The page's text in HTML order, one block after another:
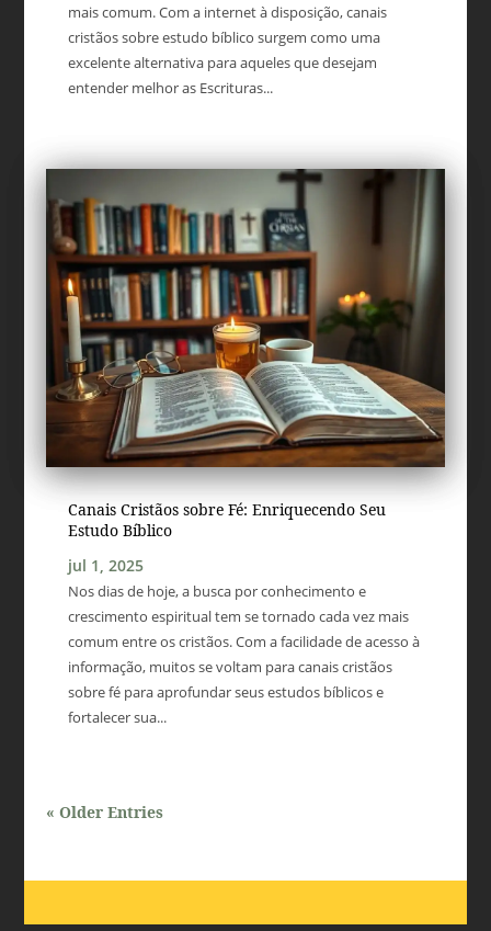
mais comum. Com a internet à disposição, canais
cristãos sobre estudo bíblico surgem como uma
excelente alternativa para aqueles que desejam
entender melhor as Escrituras...
Canais Cristãos sobre Fé: Enriquecendo Seu
Estudo Bíblico
jul 1, 2025
Nos dias de hoje, a busca por conhecimento e
crescimento espiritual tem se tornado cada vez mais
comum entre os cristãos. Com a facilidade de acesso à
informação, muitos se voltam para canais cristãos
sobre fé para aprofundar seus estudos bíblicos e
fortalecer sua...
« Older Entries